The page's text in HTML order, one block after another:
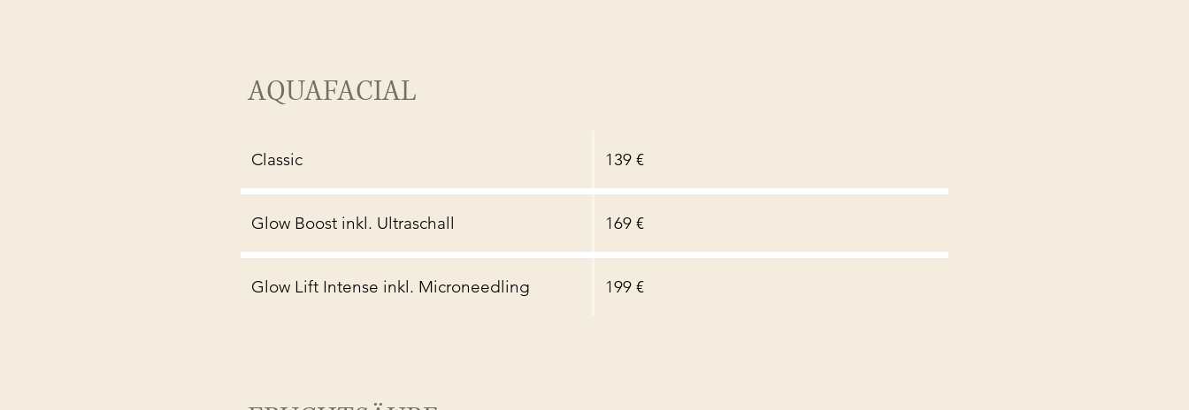
AQUAFACIAL
Classic 139 €
Glow Boost inkl. Ultraschall 169 €
Glow Lift Intense inkl. Microneedling 199 €